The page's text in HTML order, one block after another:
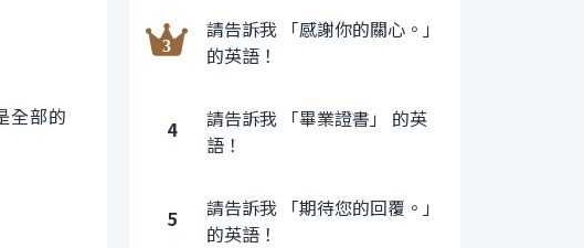
全部的
請告訴我 「感謝你的關心。」
的英語！
4
請告訴我 「畢業證書」 的英
語！
5
請告訴我 「期待您的回覆。」
的英語！